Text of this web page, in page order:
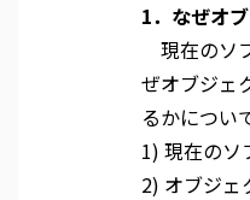
1．なぜオ
現在のソ
ぜオブジェ
るかについ
1) 現在のソ
2) オブジェ